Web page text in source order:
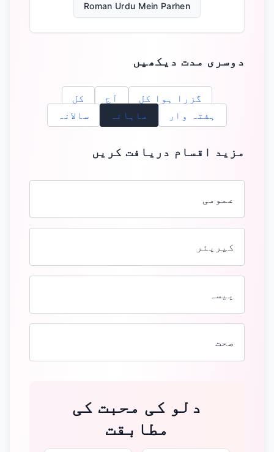
Roman Urdu Mein Parhen
دوسری مدت دیکھیں
گزرا ہوا کل آج
کل
ہفتہ وار
ماہانہ سالانہ
مزید اقسام دریافت کریں
عمومی
کیریئر
پیسہ
صحت
دلو کی محبت کی
مطابقت